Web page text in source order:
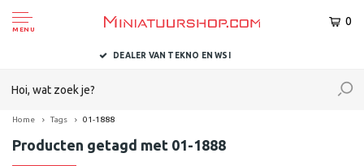
MENU
0
BINNEN 1-2 DAGEN BIJ U
Home Tags 01-1888
Producten getagd met 01-1888